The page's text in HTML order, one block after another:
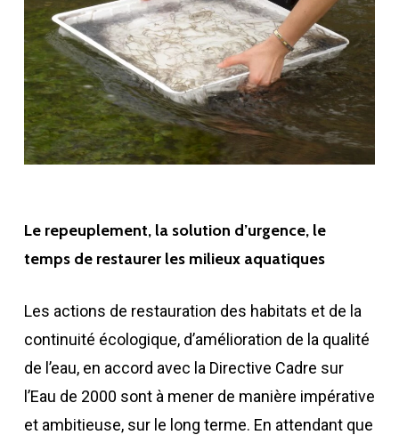
Le repeuplement, la solution d’urgence, le
temps de restaurer les milieux aquatiques
Les actions de restauration des habitats et de la
continuité écologique, d’amélioration de la qualité
de l’eau, en accord avec la Directive Cadre sur
l’Eau de 2000 sont à mener de manière impérative
et ambitieuse, sur le long terme. En attendant que